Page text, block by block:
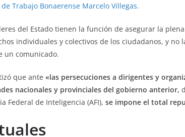
Trabajo Bonaerense Marcelo Villegas.
del Estado tienen la función de asegurar la
individuales y colectivos de los ciudadanos, y no
un comunicado.
que ante «las persecuciones a dirigentes y
nacionales y provinciales del gobierno anterior,
Federal de Inteligencia (AFI), se impone el total